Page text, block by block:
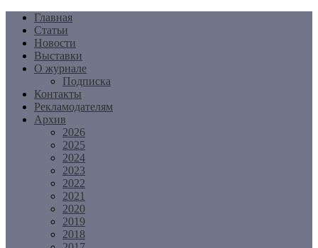
Перейти
содержимому
Главная
Статьи
Новости
Выставки
О журнале
Подписка
Контакты
Рекламодателям
Архив
2026
2025
2024
2023
2022
2021
2020
2019
2018